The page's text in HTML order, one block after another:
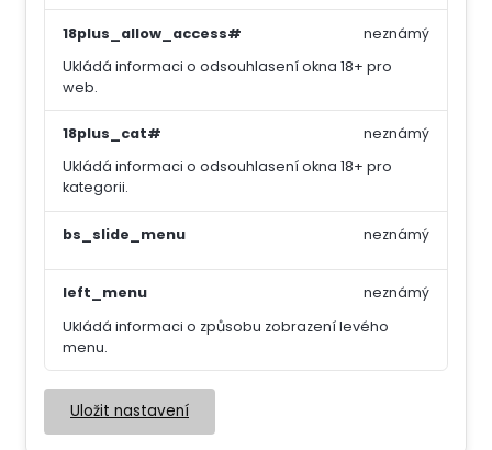
18plus_allow_access#
Ukládá informaci o odsouhlasení okna 18+ pro
web.
neznámý
18plus_cat#
Ukládá informaci o odsouhlasení okna 18+ pro
kategorii.
neznámý
bs_slide_menu neznámý
left_menu
Ukládá informaci o způsobu zobrazení levého
menu.
neznámý
Uložit nastavení